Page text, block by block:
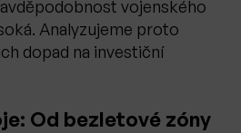
vojenského
Analyzujeme proto
dopad na investiční
Od bezletové zóny